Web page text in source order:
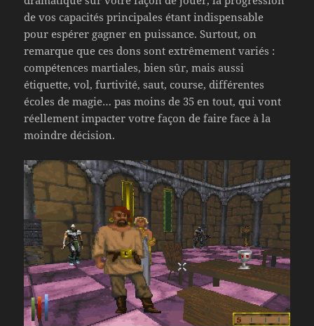
de vos capacités principales étant indispensable
pour espérer gagner en puissance. Surtout, on
remarque que ces dons sont extrêmement variés :
compétences martiales, bien sûr, mais aussi
étiquette, vol, furtivité, saut, course, différentes
écoles de magie… pas moins de 35 en tout, qui vont
réellement impacter votre façon de faire face à la
moindre décision.